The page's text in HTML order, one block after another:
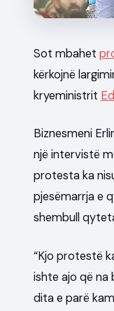
Sot mbahet
kërkojnë
kryeministrit
Biznesmeni
një intervistë
protesta ka
pjesëmarrja e
shembull
“Kjo protestë
ishte ajo që na
dita e parë